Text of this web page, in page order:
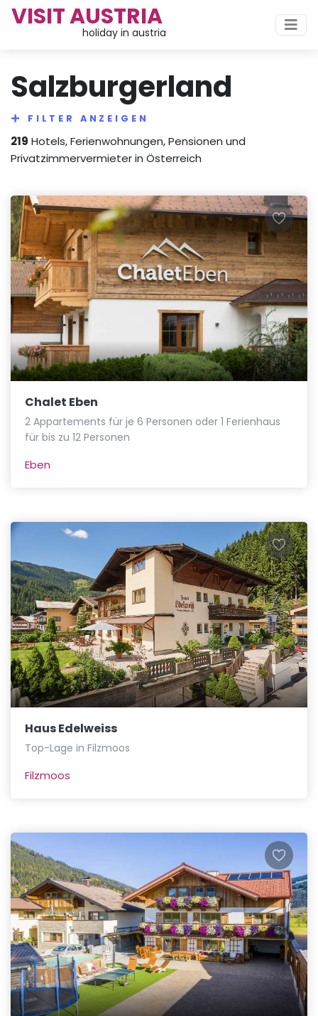
VISIT AUSTRIA
holiday in austria
Salzburgerland
FILTER ANZEIGEN
219 Hotels, Ferienwohnungen, Pensionen und
Privatzimmervermieter in Österreich
Chalet Eben
2 Appartements für je 6 Personen oder 1 Ferienhaus
für bis zu 12 Personen
Eben
Haus Edelweiss
Top-Lage in Filzmoos
Filzmoos